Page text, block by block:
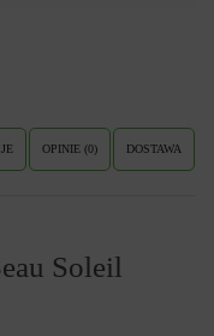
OPINIE (0) DOSTAWA
Soleil